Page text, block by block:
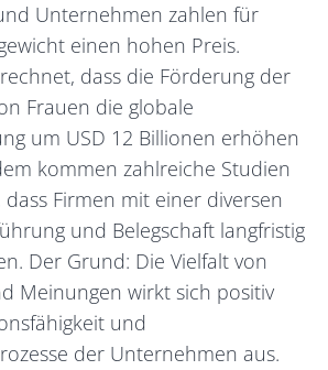
Unternehmen zahlen für
einen hohen Preis.
dass die Förderung der
Frauen die globale
um USD 12 Billionen erhöhen
kommen zahlreiche Studien
dass Firmen mit einer diversen
und Belegschaft langfristig
Der Grund: Die Vielfalt von
Meinungen wirkt sich positiv
und
der Unternehmen aus.